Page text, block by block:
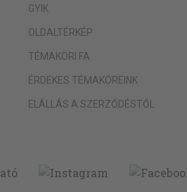
GYIK
OLDALTÉRKÉP
TÉMAKÖRI FA
ÉRDEKES TÉMAKÖREINK
ELÁLLÁS A SZERZŐDÉSTŐL